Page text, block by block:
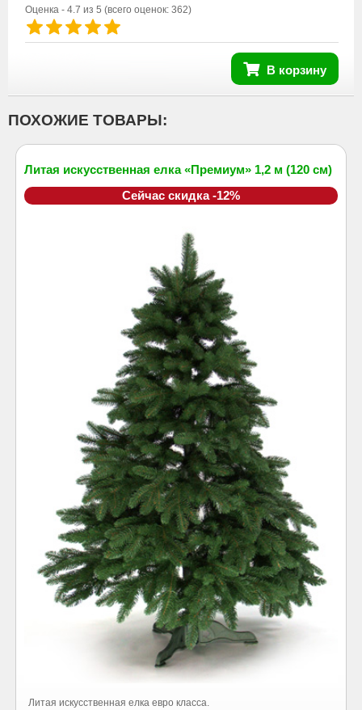
Оценка - 4.7 из 5 (всего оценок: 362)
В корзину
ПОХОЖИЕ ТОВАРЫ:
Литая искусственная елка «Премиум» 1,2 м (120 см)
Сейчас скидка -12%
Литая искусственная елка евро класса.